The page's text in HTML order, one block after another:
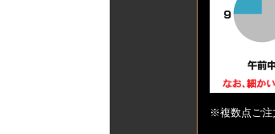
※複数点ご注